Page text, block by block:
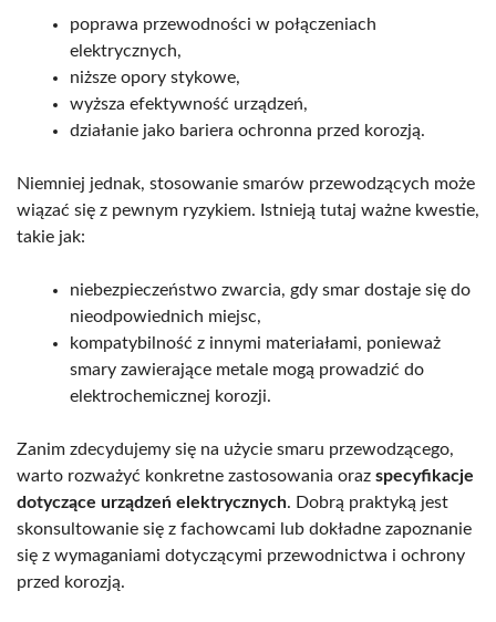
poprawa przewodności w połączeniach
elektrycznych,
niższe opory stykowe,
wyższa efektywność urządzeń,
działanie jako bariera ochronna przed korozją.
Niemniej jednak, stosowanie smarów przewodzących może
wiązać się z pewnym ryzykiem. Istnieją tutaj ważne kwestie,
takie jak:
niebezpieczeństwo zwarcia, gdy smar dostaje się do
nieodpowiednich miejsc,
kompatybilność z innymi materiałami, ponieważ
smary zawierające metale mogą prowadzić do
elektrochemicznej korozji.
Zanim zdecydujemy się na użycie smaru przewodzącego,
warto rozważyć konkretne zastosowania oraz specyfikacje
dotyczące urządzeń elektrycznych. Dobrą praktyką jest
skonsultowanie się z fachowcami lub dokładne zapoznanie
się z wymaganiami dotyczącymi przewodnictwa i ochrony
przed korozją.